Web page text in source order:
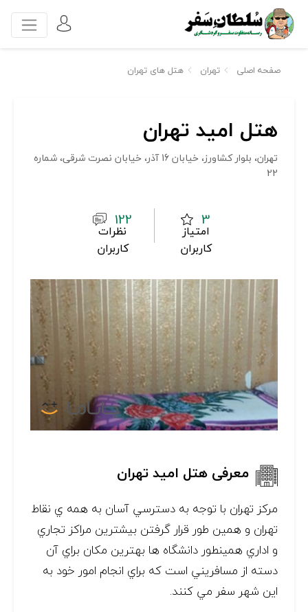
صفحه اصلی تهران هتل های تهران
هتل امید تهران
تهران، بلوار کشاورز، خیابان 16 آذر، خیابان نصرت شرقی، شماره
22
3
امتیاز
کاربران
122
نظرات
کاربران
معرفی هتل امید تهران
مركز تهران با توجه به دسترسي آسان به همه ي نقاط
تهران و همين طور قرار گرفتن بيشترين مراكز تجاري
و اداري همينطور دانشگاه ها بهترين مكان براي آن
دسته از مسافريني است كه براي انجام امور خود به
اين شهر سفر مي كنند.